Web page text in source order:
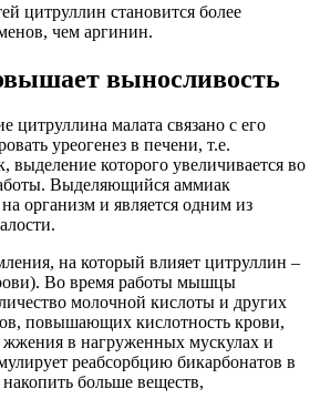
цитруллин становится более
чем аргинин.
выносливость
цитруллина малата связано с его
уреогенез в печени, т.е.
выделение которого увеличивается во
Выделяющийся аммиак
организм и является одним из
на который влияет цитруллин –
Во время работы мышцы
молочной кислоты и других
повышающих кислотность крови,
в нагруженных мускулах и
реабсорбцию бикарбонатов в
больше веществ,